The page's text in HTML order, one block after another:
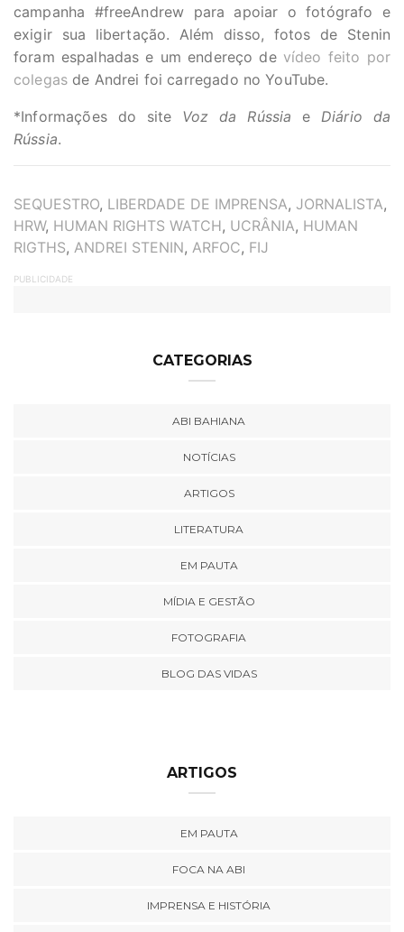
campanha #freeAndrew para apoiar o fotógrafo e
exigir sua libertação. Além disso, fotos de Stenin
foram espalhadas e um endereço de vídeo feito por
colegas de Andrei foi carregado no YouTube.
*Informações do site Voz da Rússia eDiário da
Rússia.
TAGS
SEQUESTRO, LIBERDADE DE IMPRENSA, JORNALISTA,
HRW, HUMAN RIGHTS WATCH, UCRÂNIA, HUMAN
RIGTHS, ANDREI STENIN, ARFOC, FIJ
PUBLICIDADE
CATEGORIAS
ABI BAHIANA
NOTÍCIAS
ARTIGOS
LITERATURA
EM PAUTA
MÍDIA E GESTÃO
FOTOGRAFIA
BLOG DAS VIDAS
ARTIGOS
EM PAUTA
FOCA NA ABI
IMPRENSA E HISTÓRIA